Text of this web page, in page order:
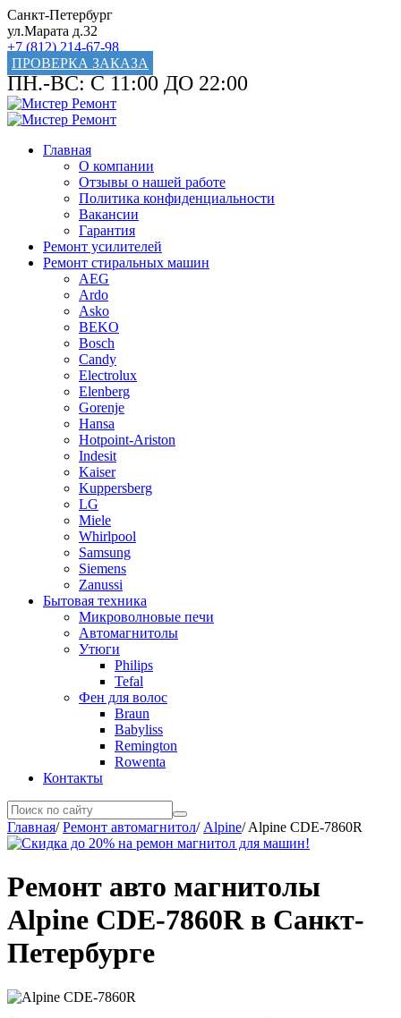
Санкт-Петербург
ул.Марата д.32
+7 (812) 214-67-98
ПРОВЕРКА ЗАКАЗА
ПН.-ВС: С 11:00 ДО 22:00
Главная
О компании
Отзывы о нашей работе
Политика конфиденциальности
Вакансии
Гарантия
Ремонт усилителей
Ремонт стиральных машин
AEG
Ardo
Asko
BEKO
Bosch
Candy
Electrolux
Elenberg
Gorenje
Hansa
Hotpoint-Ariston
Indesit
Kaiser
Kuppersberg
LG
Miele
Whirlpool
Samsung
Siemens
Zanussi
Бытовая техника
Микроволновые печи
Автомагнитолы
Утюги
Philips
Tefal
Фен для волос
Braun
Babyliss
Remington
Rowenta
Контакты
Главная/Ремонт автомагнитол/ Alpine/Alpine CDE-7860R
Ремонт авто магнитолы
Alpine CDE-7860R в Санкт-
Петербурге